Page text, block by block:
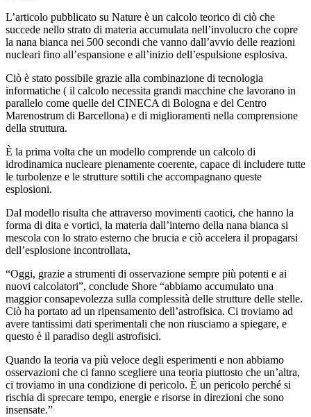
L’articolo pubblicato su Nature è un calcolo teorico di ciò che
succede nello strato di materia accumulata nell’involucro che copre
la nana bianca nei 500 secondi che vanno dall’avvio delle reazioni
nucleari fino all’espansione e all’inizio dell’espulsione esplosiva.
Ciò è stato possibile grazie alla combinazione di tecnologia
informatiche ( il calcolo necessita grandi macchine che lavorano in
parallelo come quelle del CINECA di Bologna e del Centro
Marenostrum di Barcellona) e di miglioramenti nella comprensione
della struttura.
È la prima volta che un modello comprende un calcolo di
idrodinamica nucleare pienamente coerente, capace di includere tutte
le turbolenze e le strutture sottili che accompagnano queste
esplosioni.
Dal modello risulta che attraverso movimenti caotici, che hanno la
forma di dita e vortici, la materia dall’interno della nana bianca si
mescola con lo strato esterno che brucia e ciò accelera il propagarsi
dell’esplosione incontrollata,
“Oggi, grazie a strumenti di osservazione sempre più potenti e ai
nuovi calcolatori”, conclude Shore “abbiamo accumulato una
maggior consapevolezza sulla complessità delle strutture delle stelle.
Ciò ha portato ad un ripensamento dell’astrofisica. Ci troviamo ad
avere tantissimi dati sperimentali che non riusciamo a spiegare, e
questo è il paradiso degli astrofisici.
Quando la teoria va più veloce degli esperimenti e non abbiamo
osservazioni che ci fanno scegliere una teoria piuttosto che un’altra,
ci troviamo in una condizione di pericolo. È un pericolo perché si
rischia di sprecare tempo, energie e risorse in direzioni che sono
insensate.”